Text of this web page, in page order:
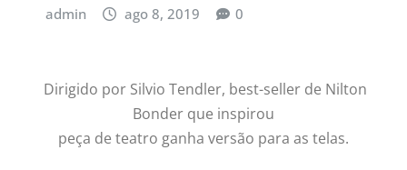
admin ago 8, 2019 0
Dirigido por Silvio Tendler, best-seller de Nilton
Bonder que inspirou
peça de teatro ganha versão para as telas.